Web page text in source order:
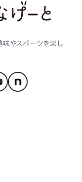
やスポーツを楽し